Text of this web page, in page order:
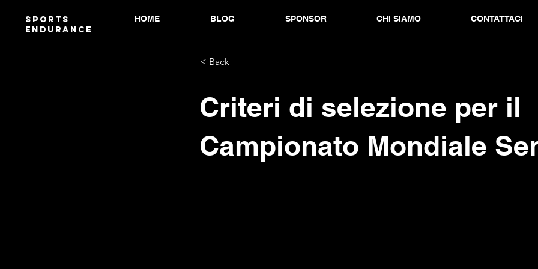
Sports
endurANCE
HOME BLOG SPONSOR CHI SIAMO CONTATTACI
< Back
Criteri di selezione per il
Campionato Mondiale